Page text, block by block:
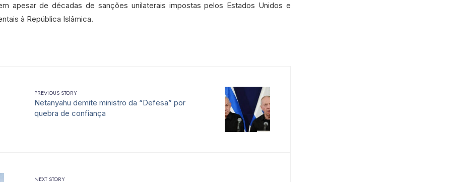
apesar de décadas de sanções unilaterais impostas pelos Estados Unidos e
à República Islâmica.
PREVIOUS STORY
Netanyahu demite ministro da “Defesa” por
quebra de confiança
NEXT STORY